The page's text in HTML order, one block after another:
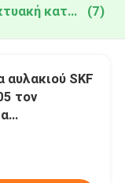
skf water pump bearing διαδικτυακή κατασκευή (7)
αυλακιού SKF
τον
6208